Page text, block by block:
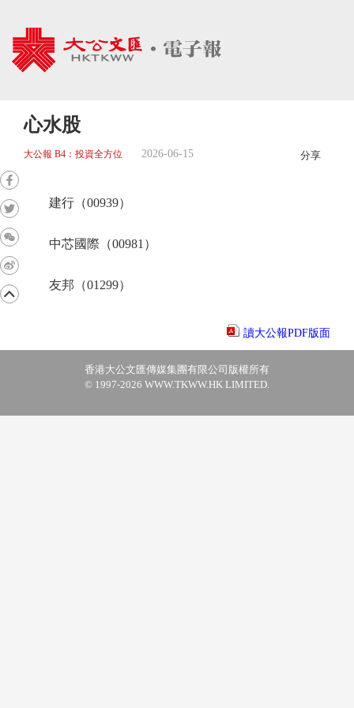
心水股
大公報 B4：投資全方位 2026-06-15 分享
建行（00939）
中芯國際（00981）
友邦（01299）
讀大公報PDF版面
香港大公文匯傳媒集團有限公司版權所有
© 1997-2026 WWW.TKWW.HK LIMITED.